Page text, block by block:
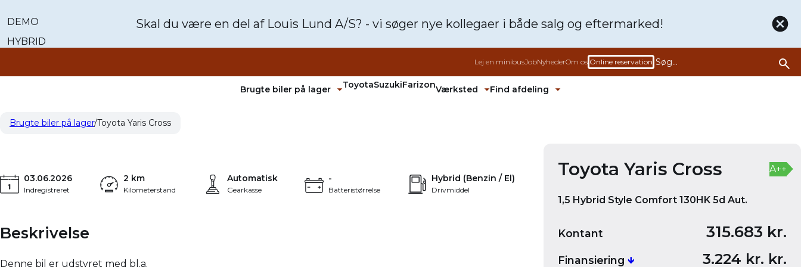
Skal du være en del af Louis Lund A/S? - vi søger nye kollegaer i både salg og eftermarked!
Lej en minibusJobNyhederOm os Online reservation
Brugte biler på lager ToyotaSuzukiFarizonVærksted
Fold undermenu ud
Find afdeling
1,5 Hybrid Style Comfort 130HK 5d Aut.
Brugte biler på lager Toyota Yaris Cross
DEMO
HYBRID
Indregistreret
03.06.2026
Kilometerstand
2 km
Gearkasse
Automatisk
Batteristørrelse
-
Drivmiddel
Hybrid (Benzin / El)
Beskrivelse
Denne bil er udstyret med bl.a.
Toyota Yaris Cross
1,5 Hybrid Style Comfort 130HK 5d Aut.
A++
Kontant 315.683 kr.
Finansiering 🡻 3.224 kr. kr.